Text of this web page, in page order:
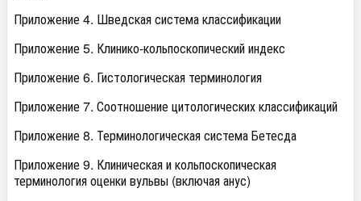
Приложение 4. Шведская система классификации
Приложение 5. Клинико-кольпоскопический индекс
Приложение 6. Гистологическая терминология
Приложение 7. Соотношение цитологических классификаций
Приложение 8. Терминологическая система Бетесда
Приложение 9. Клиническая и кольпоскопическая
терминология оценки вульвы (включая анус)